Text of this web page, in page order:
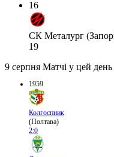
16
СК Металург
19
9 серпня Матчі у цей день
1959
Колгоспник
(Полтава)
2:0